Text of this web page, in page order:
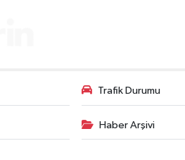
Trafik Durumu
Haber Arşivi